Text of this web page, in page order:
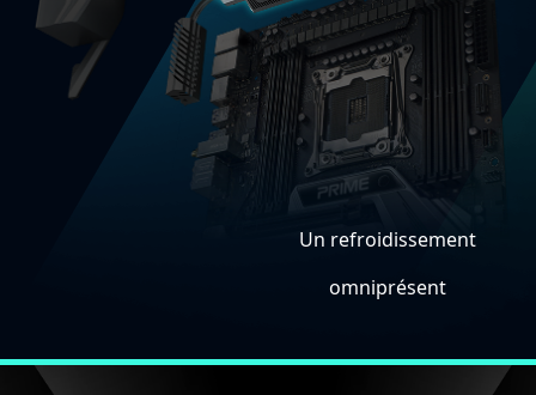
Un refroidissement
omniprésent